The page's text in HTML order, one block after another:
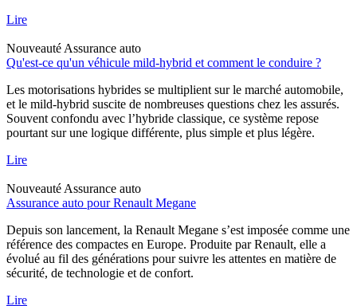
Lire
Nouveauté Assurance auto
Qu'est-ce qu'un véhicule mild-hybrid et comment le conduire ?
Les motorisations hybrides se multiplient sur le marché automobile,
et le mild-hybrid suscite de nombreuses questions chez les assurés.
Souvent confondu avec l’hybride classique, ce système repose
pourtant sur une logique différente, plus simple et plus légère.
Lire
Nouveauté Assurance auto
Assurance auto pour Renault Megane
Depuis son lancement, la Renault Megane s’est imposée comme une
référence des compactes en Europe. Produite par Renault, elle a
évolué au fil des générations pour suivre les attentes en matière de
sécurité, de technologie et de confort.
Lire